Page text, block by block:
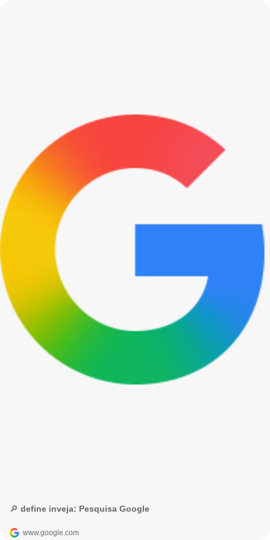
🔎 define inveja: Pesquisa Google
www.google.com